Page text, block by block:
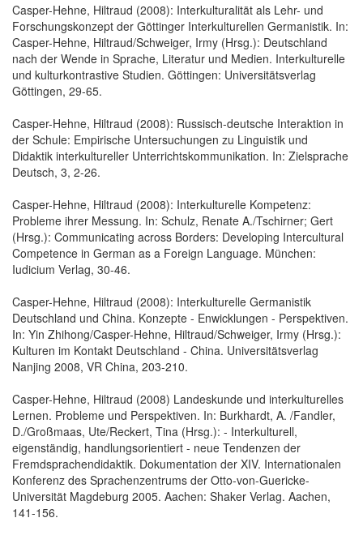
Casper-Hehne, Hiltraud (2008): Interkulturalität als Lehr- und
Forschungskonzept der Göttinger Interkulturellen Germanistik. In:
Casper-Hehne, Hiltraud/Schweiger, Irmy (Hrsg.): Deutschland
nach der Wende in Sprache, Literatur und Medien. Interkulturelle
und kulturkontrastive Studien. Göttingen: Universitätsverlag
Göttingen, 29-65.
Casper-Hehne, Hiltraud (2008): Russisch-deutsche Interaktion in
der Schule: Empirische Untersuchungen zu Linguistik und
Didaktik interkultureller Unterrichtskommunikation. In: Zielsprache
Deutsch, 3, 2-26.
Casper-Hehne, Hiltraud (2008): Interkulturelle Kompetenz:
Probleme ihrer Messung. In: Schulz, Renate A./Tschirner; Gert
(Hrsg.): Communicating across Borders: Developing Intercultural
Competence in German as a Foreign Language. München:
Iudicium Verlag, 30-46.
Casper-Hehne, Hiltraud (2008): Interkulturelle Germanistik
Deutschland und China. Konzepte - Enwicklungen - Perspektiven.
In: Yin Zhihong/Casper-Hehne, Hiltraud/Schweiger, Irmy (Hrsg.):
Kulturen im Kontakt Deutschland - China. Universitätsverlag
Nanjing 2008, VR China, 203-210.
Casper-Hehne, Hiltraud (2008) Landeskunde und interkulturelles
Lernen. Probleme und Perspektiven. In: Burkhardt, A. /Fandler,
D./Großmaas, Ute/Reckert, Tina (Hrsg.): - Interkulturell,
eigenständig, handlungsorientiert - neue Tendenzen der
Fremdsprachendidaktik. Dokumentation der XIV. Internationalen
Konferenz des Sprachenzentrums der Otto-von-Guericke-
Universität Magdeburg 2005. Aachen: Shaker Verlag. Aachen,
141-156.